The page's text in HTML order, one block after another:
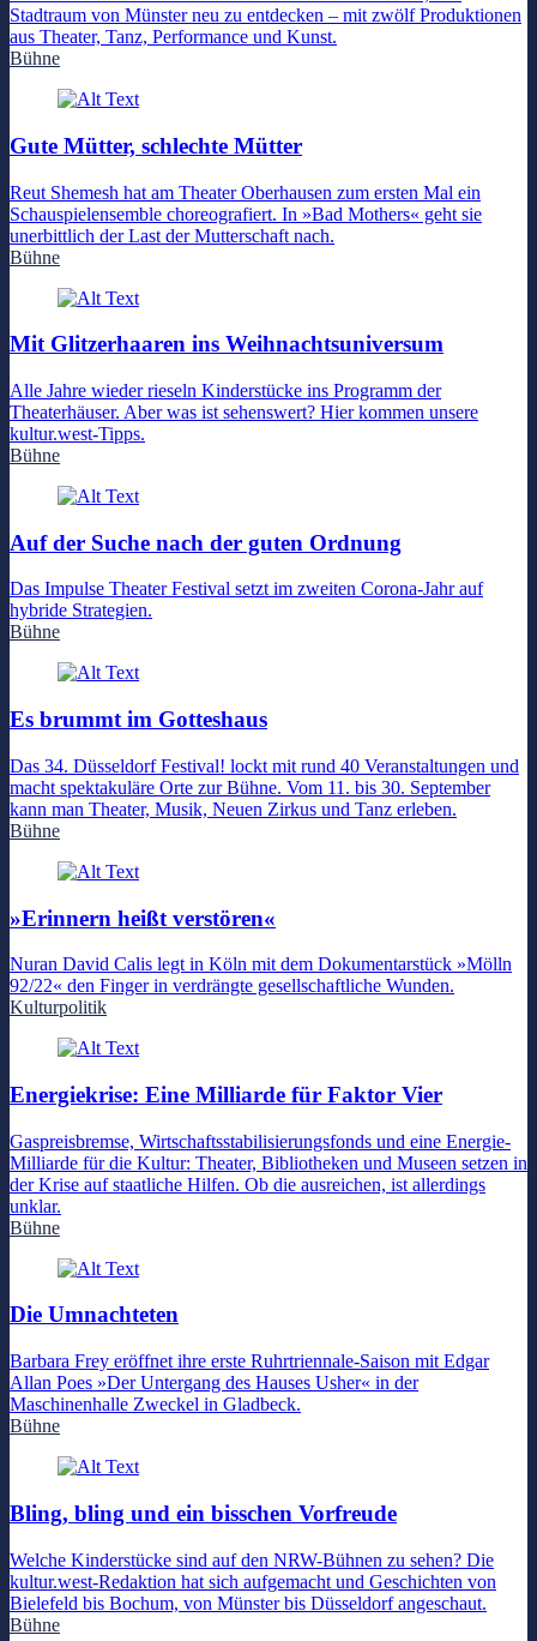
Stadtraum von Münster neu zu entdecken – mit zwölf Produktionen
aus Theater, Tanz, Performance und Kunst.
Bühne
Gute Mütter, schlechte Mütter
Reut Shemesh hat am Theater Oberhausen zum ersten Mal ein
Schauspielensemble choreografiert. In »Bad Mothers« geht sie
unerbittlich der Last der Mutterschaft nach.
Bühne
Mit Glitzerhaaren ins Weihnachtsuniversum
Alle Jahre wieder rieseln Kinderstücke ins Programm der
Theaterhäuser. Aber was ist sehenswert? Hier kommen unsere
kultur.west-Tipps.
Bühne
Auf der Suche nach der guten Ordnung
Das Impulse Theater Festival setzt im zweiten Corona-Jahr auf
hybride Strategien.
Bühne
Es brummt im Gotteshaus
Das 34. Düsseldorf Festival! lockt mit rund 40 Veranstaltungen und
macht spektakuläre Orte zur Bühne. Vom 11. bis 30. September
kann man Theater, Musik, Neuen Zirkus und Tanz erleben.
Bühne
»Erinnern heißt verstören«
Nuran David Calis legt in Köln mit dem Dokumentarstück »Mölln
92/22« den Finger in verdrängte gesellschaftliche Wunden.
Kulturpolitik
Energiekrise: Eine Milliarde für Faktor Vier
Gaspreisbremse, Wirtschaftsstabilisierungsfonds und eine Energie-
Milliarde für die Kultur: Theater, Bibliotheken und Museen setzen in
der Krise auf staatliche Hilfen. Ob die ausreichen, ist allerdings
unklar.
Bühne
Die Umnachteten
Barbara Frey eröffnet ihre erste Ruhrtriennale-Saison mit Edgar
Allan Poes »Der Untergang des Hauses Usher« in der
Maschinenhalle Zweckel in Gladbeck.
Bühne
Bling, bling und ein bisschen Vorfreude
Welche Kinderstücke sind auf den NRW-Bühnen zu sehen? Die
kultur.west-Redaktion hat sich aufgemacht und Geschichten von
Bielefeld bis Bochum, von Münster bis Düsseldorf angeschaut.
Bühne